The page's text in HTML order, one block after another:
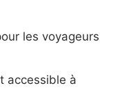
les voyageurs
accessible à